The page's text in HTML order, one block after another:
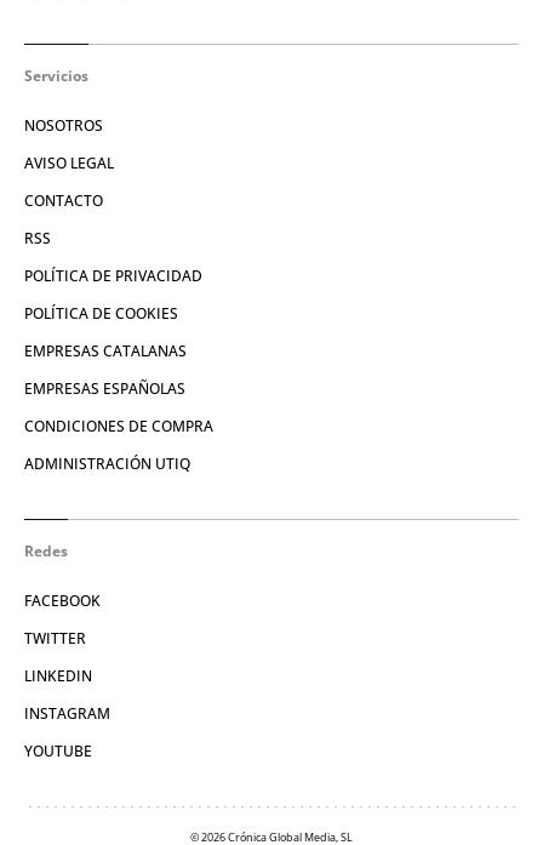
Servicios
NOSOTROS
AVISO LEGAL
CONTACTO
RSS
POLÍTICA DE PRIVACIDAD
POLÍTICA DE COOKIES
EMPRESAS CATALANAS
EMPRESAS ESPAÑOLAS
CONDICIONES DE COMPRA
ADMINISTRACIÓN UTIQ
Redes
FACEBOOK
TWITTER
LINKEDIN
INSTAGRAM
YOUTUBE
© 2026 Crónica Global Media, SL